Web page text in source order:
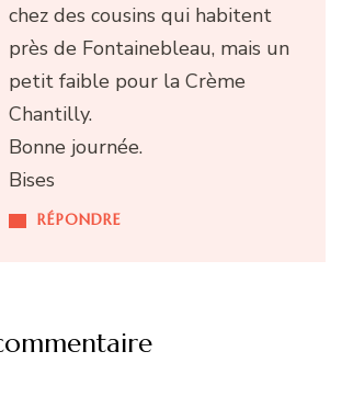
RÉPONDRE
chez des cousins qui habitent
près de Fontainebleau, mais un
petit faible pour la Crème
Chantilly.
Bonne journée.
Bises